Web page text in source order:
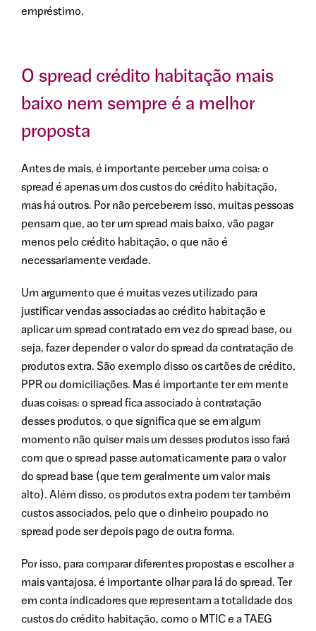
empréstimo.
O spread crédito habitação mais
baixo nem sempre é a melhor
proposta
Antes de mais, é importante perceber uma coisa: o
spread é apenas um dos custos do crédito habitação,
mas há outros. Por não perceberem isso, muitas pessoas
pensam que, ao ter um spread mais baixo, vão pagar
menos pelo crédito habitação, o que não é
necessariamente verdade.
Um argumento que é muitas vezes utilizado para
justificar vendas associadas ao crédito habitação e
aplicar um spread contratado em vez do spread base, ou
seja, fazer depender o valor do spread da contratação de
produtos extra. São exemplo disso os cartões de crédito,
PPR ou domiciliações. Mas é importante ter em mente
duas coisas: o spread fica associado à contratação
desses produtos, o que significa que se em algum
momento não quiser mais um desses produtos isso fará
com que o spread passe automaticamente para o valor
do spread base (que tem geralmente um valor mais
alto). Além disso, os produtos extra podem ter também
custos associados, pelo que o dinheiro poupado no
spread pode ser depois pago de outra forma.
Por isso, para comparar diferentes propostas e escolher a
mais vantajosa, é importante olhar para lá do spread. Ter
em conta indicadores que representam a totalidade dos
custos do crédito habitação, como o MTIC e a TAEG